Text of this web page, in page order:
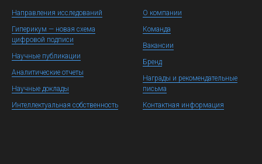
Направления исследований
Гиперикум — новая схема
цифровой подписи
Научные публикации
Аналитические отчеты
Научные доклады
Интеллектуальная собственность
О компании
Команда
Вакансии
Бренд
Награды и рекомендательные
письма
Контактная информация